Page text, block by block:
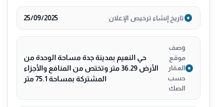
تاريخ إنشاء ترخيص الإعلان 25/09/2025
وصف
موقع
العقار
حسب
الصك
حي النعيم بمدينة جدة مساحة الوحدة من
الأرض 36.29 متر وتختص من المنافع والأجزاء
المشتركة بمساحة 75.1 متر